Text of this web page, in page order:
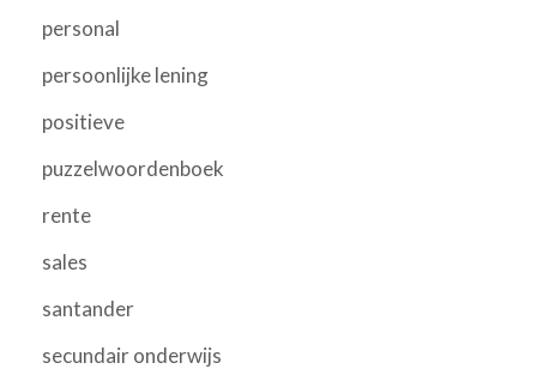
personal
persoonlijke lening
positieve
puzzelwoordenboek
rente
sales
santander
secundair onderwijs